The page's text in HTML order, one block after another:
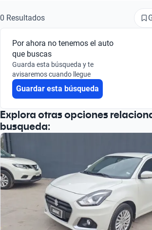
Busca por marca
Busca por modelo
Busca por versión
0 Resultados
Por ahora no tenemos el auto
que buscas
Guarda esta búsqueda y te
avisaremos cuando llegue
Guardar esta búsqueda
Explora otras opciones
busqueda: